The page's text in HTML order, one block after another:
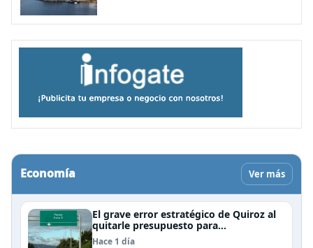
Economía Ver más
El grave error estratégico de Quiroz al
quitarle presupuesto para
infraestructura vial del Biobío
Hace 1 día